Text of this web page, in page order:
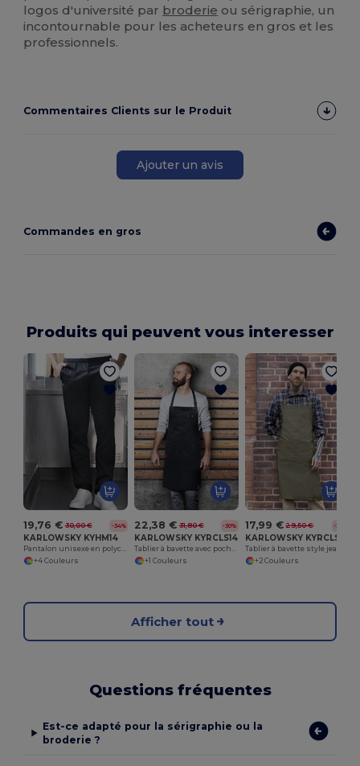
logos d'université par broderie ou sérigraphie, un
incontournable pour les acheteurs en gros et les
professionnels.
Commentaires Clients sur le Produit
Ajouter un avis
Commandes en gros
Produits qui peuvent vous interesser
19,76 € 30,00 € -34%
KARLOWSKY KYHM14
Pantalon unisexe en polycoton
+4 Couleurs
22,38 € 31,80 € -30%
KARLOWSKY KYRCLS14
Tablier à bavette avec poches
+1 Couleurs
17,99 € 29,50 € -39%
KARLOWSKY KYRCLS15
Tablier à bavette style jean
+2 Couleurs
Afficher tout
Questions fréquentes
Est-ce adapté pour la sérigraphie ou la
broderie ?